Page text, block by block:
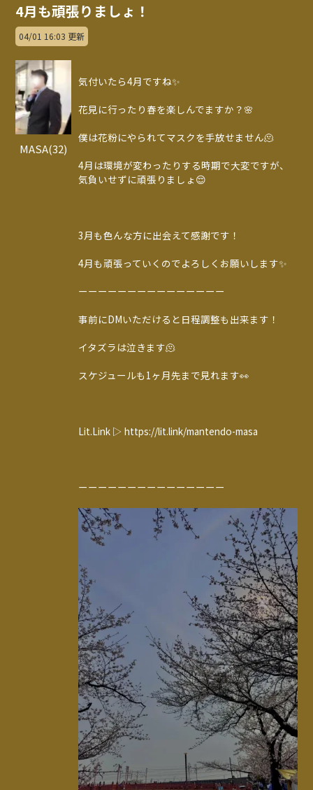
4月も頑張りましょ！
04/01 16:03 更新
MASA(32)
気付いたら4月ですね✨
花見に行ったり春を楽しんでますか？🌸
僕は花粉にやられてマスクを手放せません🫠
4月は環境が変わったりする時期で大変ですが、
気負いせずに頑張りましょ😌
3月も色んな方に出会えて感謝です！
4月も頑張っていくのでよろしくお願いします✨
ーーーーーーーーーーーーーーー
事前にDMいただけると日程調整も出来ます！
イタズラは泣きます🫠
スケジュールも1ヶ月先まで見れます👀
Lit.Link ▷ https://lit.link/mantendo-masa
ーーーーーーーーーーーーーーー